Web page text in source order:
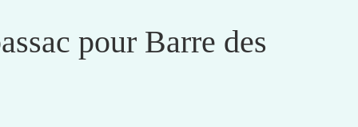
pour Barre des